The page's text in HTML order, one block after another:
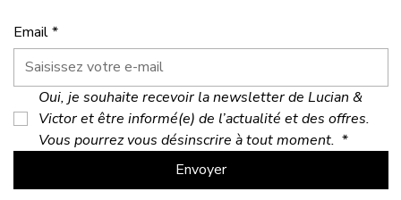
Email*
Oui, je souhaite recevoir la newsletter de Lucian &
Victor et être informé(e) de l’actualité et des offres.
Vous pourrez vous désinscrire à tout moment. *
Envoyer